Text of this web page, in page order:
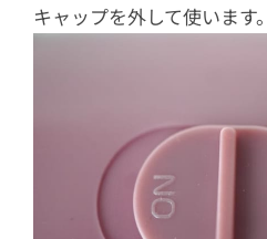
キャップを外して使います。